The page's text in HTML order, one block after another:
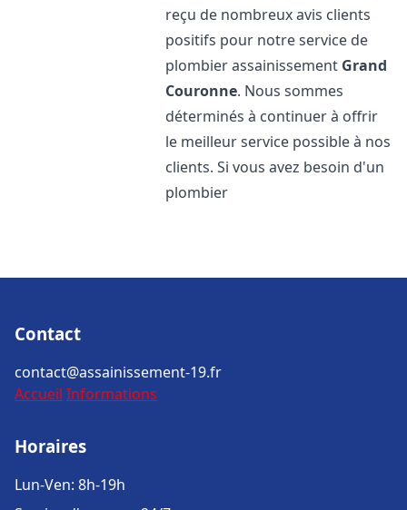
reçu de nombreux avis clients
positifs pour notre service de
plombier assainissement Grand
Couronne. Nous sommes
déterminés à continuer à offrir
le meilleur service possible à nos
clients. Si vous avez besoin d'un
plombier
Contact
contact@assainissement-19.fr
Accueil Informations
Horaires
Lun-Ven: 8h-19h